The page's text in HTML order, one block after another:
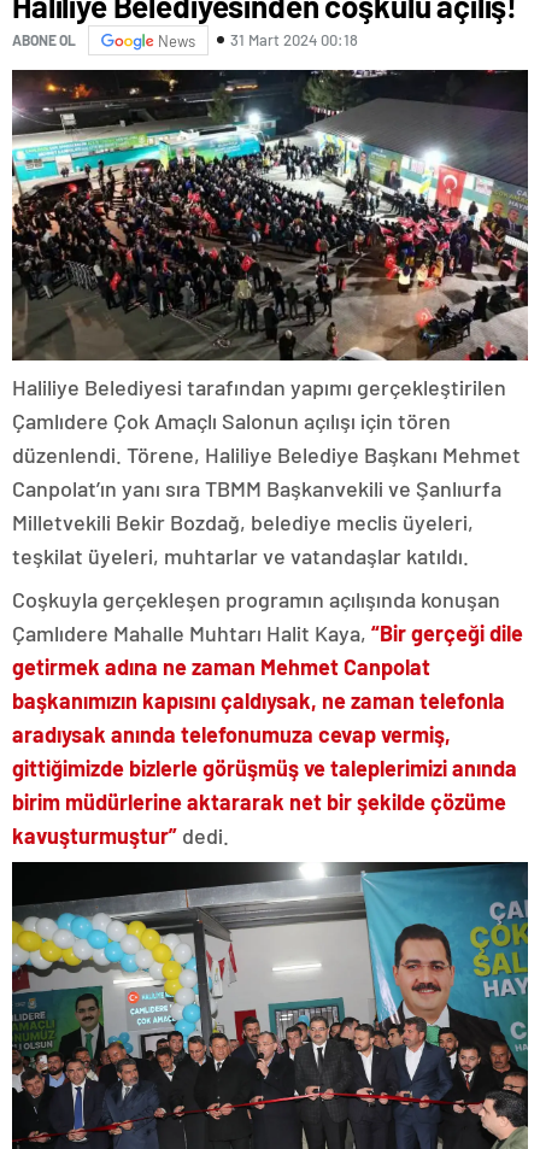
ABONE OL News 31 Mart 2024 00:18
Haliliye Belediyesi tarafından yapımı gerçekleştirilen
Çamlıdere Çok Amaçlı Salonun açılışı için tören
düzenlendi. Törene, Haliliye Belediye Başkanı Mehmet
Canpolat’ın yanı sıra TBMM Başkanvekili ve Şanlıurfa
Milletvekili Bekir Bozdağ, belediye meclis üyeleri,
teşkilat üyeleri, muhtarlar ve vatandaşlar katıldı.
Coşkuyla gerçekleşen programın açılışında konuşan
Çamlıdere Mahalle Muhtarı Halit Kaya, “Bir gerçeği dile
getirmek adına ne zaman Mehmet Canpolat
başkanımızın kapısını çaldıysak, ne zaman telefonla
aradıysak anında telefonumuza cevap vermiş,
gittiğimizde bizlerle görüşmüş ve taleplerimizi anında
birim müdürlerine aktararak net bir şekilde çözüme
kavuşturmuştur” dedi.